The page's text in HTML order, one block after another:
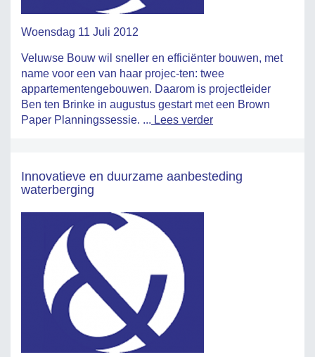
Woensdag 11 Juli 2012
Veluwse Bouw wil sneller en efficiënter bouwen, met
name voor een van haar projec-ten: twee
appartementengebouwen. Daarom is projectleider
Ben ten Brinke in augustus gestart met een Brown
Paper Planningssessie. ... Lees verder
Innovatieve en duurzame aanbesteding
waterberging